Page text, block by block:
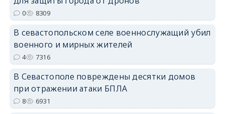
0 8309
В севастопольском селе военнослужащий убил
военного и мирных жителей
4 7316
В Севастополе повреждены десятки домов
при отражении атаки БПЛА
8 6931